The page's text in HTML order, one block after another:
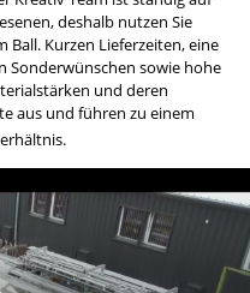
deshalb nutzen Sie
Ball. Kurzen Lieferzeiten, eine
Sonderwünschen sowie hohe
und deren
aus und führen zu einem